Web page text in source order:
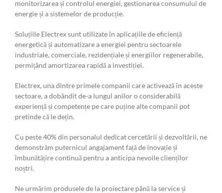
monitorizarea și controlul energiei, gestionarea consumului de
energie și a sistemelor de producție.
Soluțiile Electrex sunt utilizate în aplicațiile de eficiență
energetică și automatizare a energiei pentru sectoarele
industriale, comerciale, rezidențiale și energiilor regenerabile,
permițând amortizarea rapidă a investiției.
Electrex, una dintre primele companii care activează în aceste
sectoare, a dobândit de-a lungul anilor o considerabilă
experiență și competențe pe care puține alte companii pot
pretinde că le dețin.
Cu peste 40% din personalul dedicat cercetării și dezvoltării, ne
demonstrăm puternicul angajament față de inovație și
îmbunătățire continuă pentru a anticipa nevoile clienților
noștri.
Ne urmărim produsele de la proiectare până la service și